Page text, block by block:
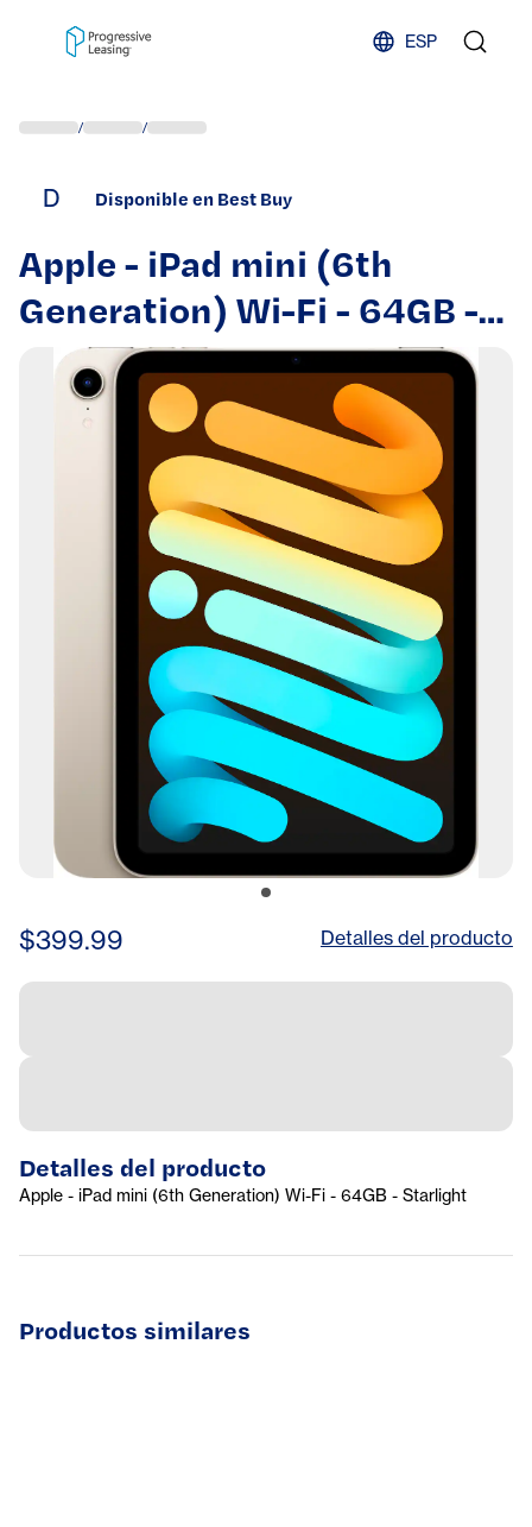
ESP
/ /
D Disponible en Best Buy
Apple - iPad mini (6th
Generation) Wi-Fi - 64GB -
Starlight
$399.99 Detalles del producto
Detalles del producto
Apple - iPad mini (6th Generation) Wi-Fi - 64GB - Starlight
Productos similares